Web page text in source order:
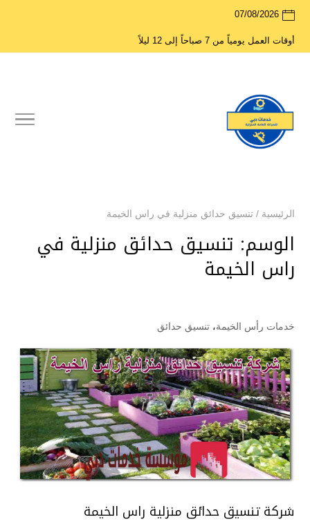
07/08/2026
أوقات العمل يومياً من 7 صباحاً إلى 12 ليلاً
الرئيسية / تنسيق حدائق منزلية في راس الخيمة
الوسم: تنسيق حدائق منزلية في
راس الخيمة
خدمات رأس الخيمة، تنسيق حدائق
شركة تنسيق حدائق منزلية راس الخيمة